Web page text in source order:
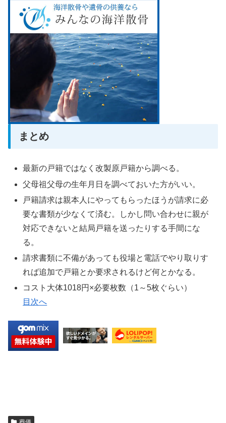
まとめ
最新の戸籍ではなく改製原戸籍から調べる。
父母祖父母の生年月日を調べておいた方がいい。
戸籍請求は親本人にやってもらったほうが請求に必
要な書類が少なくて済む。しかし問い合わせに親が
対応できないと結局戸籍を送ったりする手間にな
る。
請求書類に不備があっても役場と電話でやり取りす
れば追加で戸籍とか要求されるけど何とかなる。
コスト大体1018円×必要枚数（1～5枚ぐらい）
目次へ